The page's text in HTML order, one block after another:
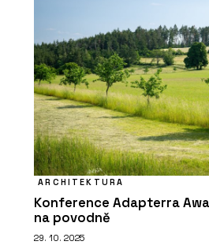
ARCHITEKTURA
Konference Adapterra
na povodně
29. 10. 2025